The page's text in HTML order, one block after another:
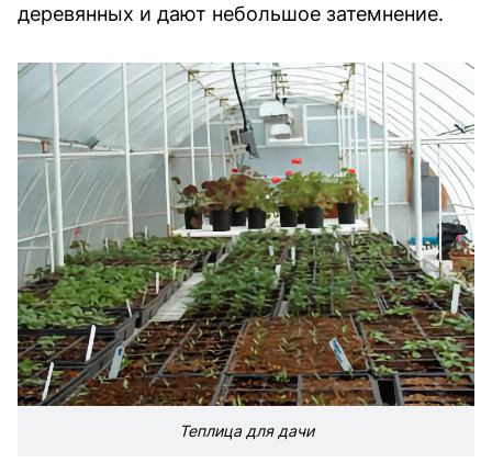
деревянных и дают небольшое затемнение.
Теплица для дачи